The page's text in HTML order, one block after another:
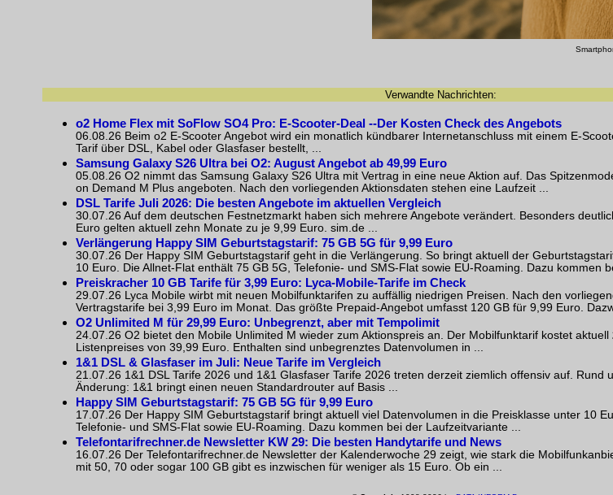
Verwandte Nachrichten:
o2 Home Flex mit SoFlow SO4 Pro: E-Scooter-Deal --Der Kosten Check des Angebots
06.08.26 Beim o2 E-Scooter Angebot wird ein monatlich kündbarer Internetanschluss mit einem E-
Tarif über DSL, Kabel oder Glasfaser bestellt, ...
Samsung Galaxy S26 Ultra bei O2: August Angebot ab 49,99 Euro
05.08.26 O2 nimmt das Samsung Galaxy S26 Ultra mit Vertrag in eine neue Aktion auf. Das
on Demand M Plus angeboten. Nach den vorliegenden Aktionsdaten stehen eine Laufzeit ...
DSL Tarife Juli 2026: Die besten Angebote im aktuellen Vergleich
30.07.26 Auf dem deutschen Festnetzmarkt haben sich mehrere Angebote verändert. Besonders
Euro gelten aktuell zehn Monate zu je 9,99 Euro. sim.de ...
Verlängerung Happy SIM Geburtstagstarif: 75 GB 5G für 9,99 Euro
30.07.26 Der Happy SIM Geburtstagstarif geht in die Verlängerung. So bringt aktuell der
10 Euro. Die Allnet-Flat enthält 75 GB 5G, Telefonie- und SMS-Flat sowie EU-Roaming. Dazu kommen
Preiskracher 10 GB Tarife für 3,99 Euro: Lyca-Mobile-Tarife im Check
29.07.26 Lyca Mobile wirbt mit neuen Mobilfunktarifen zu auffällig niedrigen Preisen. Nach den
Vertragstarife bei 3,99 Euro im Monat. Das größte Prepaid-Angebot umfasst 120 GB für 9,99 Euro.
O2 Unlimited M für 29,99 Euro: Unbegrenzt, aber mit Tempolimit
24.07.26 O2 bietet den Mobile Unlimited M wieder zum Aktionspreis an. Der Mobilfunktarif kostet aktuell
Listenpreises von 39,99 Euro. Enthalten sind unbegrenztes Datenvolumen in ...
1&1 DSL & Glasfaser im Juli: Neue Tarife im Vergleich
21.07.26 1&1 DSL Tarife 2026 und 1&1 Glasfaser Tarife 2026 treten derzeit ziemlich offensiv auf. Rund
Änderung: 1&1 bringt einen neuen Standardrouter auf Basis ...
Happy SIM Geburtstagstarif: 75 GB 5G für 9,99 Euro
17.07.26 Der Happy SIM Geburtstagstarif bringt aktuell viel Datenvolumen in die Preisklasse unter 10
Telefonie- und SMS-Flat sowie EU-Roaming. Dazu kommen bei der Laufzeitvariante ...
Telefontarifrechner.de Newsletter KW 29: Die besten Handytarife und News
16.07.26 Der Telefontarifrechner.de Newsletter der Kalenderwoche 29 zeigt, wie stark die
mit 50, 70 oder sogar 100 GB gibt es inzwischen für weniger als 15 Euro. Ob ein ...